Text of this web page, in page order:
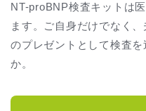
NT-proBNP検査キットは
ます。ご自身だけでなく
のプレゼントとして検査
か。